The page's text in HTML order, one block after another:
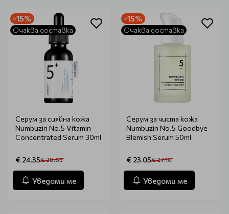
-15%
Очаква доставка
Серум за сияйна кожа
Numbuzin No.5 Vitamin
Concentrated Serum 30ml
€ 24.35€ 28.63
Уведоми ме
-15%
Очаква доставка
Серум за чиста кожа
Numbuzin No.5 Goodbye
Blemish Serum 50ml
€ 23.05€ 27.10
Уведоми ме